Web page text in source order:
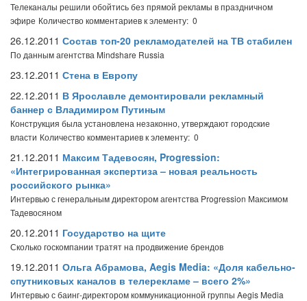
Телеканалы решили обойтись без прямой рекламы в праздничном
эфире Количество комментариев к элементу: 0
26.12.2011 Состав топ-20 рекламодателей на ТВ стабилен
По данным агентства Mindshare Russia
23.12.2011 Стена в Европу
22.12.2011 В Ярославле демонтировали рекламный
баннер с Владимиром Путиным
Конструкция была установлена незаконно, утверждают городские
власти Количество комментариев к элементу: 0
21.12.2011 Максим Тадевосян, Progression:
«Интегрированная экспертиза – новая реальность
российского рынка»
Интервью с генеральным директором агентства Progression Максимом
Тадевосяном
20.12.2011 Государство на щите
Сколько госкомпании тратят на продвижение брендов
19.12.2011 Ольга Абрамова, Aegis Media: «Доля кабельно-
спутниковых каналов в телерекламе – всего 2%»
Интервью с баинг-директором коммуникационной группы Aegis Media